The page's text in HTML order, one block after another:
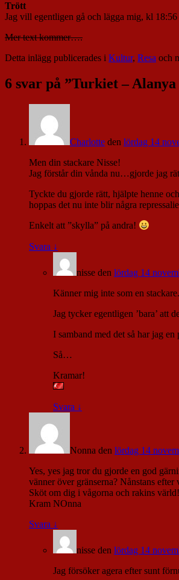
Trött
Jag vill egentligen gå och lägga mig, kl
Mer text kommer….
Detta inlägg publicerades i Kultur, Resa och
6 svar på ”Turkiet – Alanya
Charlotte den lördag 14
Men din stackare Nisse!
Jag förstår din vånda nu…gjorde jag
Tyckte du gjorde rätt, hjälpte henne
hoppas det nu inte blir några
Enkelt att ”skylla” på andra!
Svara ↓
nisse den lördag 14
Känner mig inte som en
Jag tycker egentligen ’bara’ att
I samband med det så har jag
Så…
Kramar!
Svara ↓
Nonna den lördag 14
Yes, yes jag tror du gjorde en god
vänner över gränserna? Nånstans
Sköt om dig i vågorna och rakins värld!
Kram NOnna
Svara ↓
nisse den lördag 14
Jag försöker agera efter sunt